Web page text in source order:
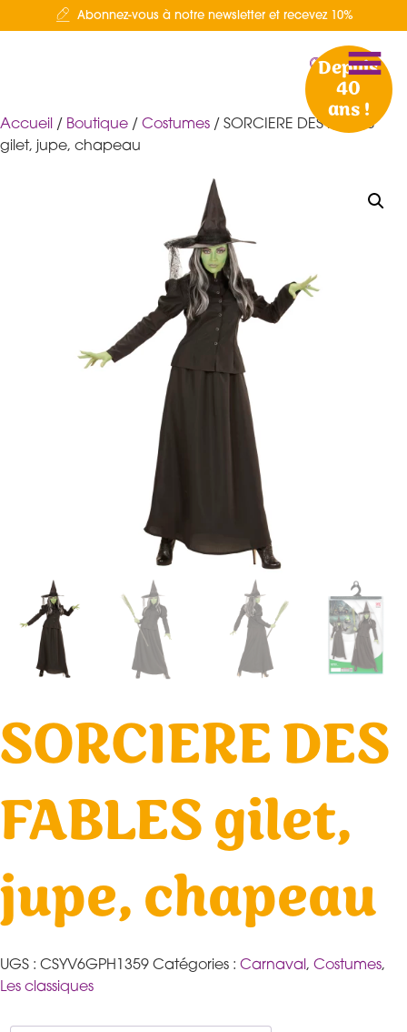
Abonnez-vous à notre newsletter et recevez 10%
Depuis
40
ans !
Accueil / Boutique / Costumes / SORCIERE DES FABLES
gilet, jupe, chapeau
SORCIERE DES
FABLES gilet,
jupe, chapeau
UGS : CSYV6GPH1359 Catégories : Carnaval, Costumes,
Les classiques